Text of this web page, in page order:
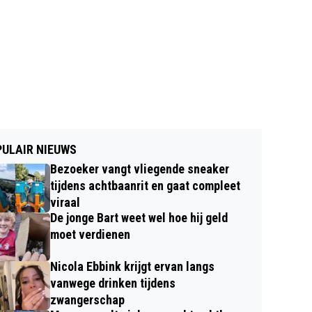
NIEUWS
Bezoeker vangt vliegende sneaker
tijdens achtbaanrit en gaat compleet
viraal
De jonge Bart weet wel hoe hij geld
moet verdienen
Nicola Ebbink krijgt ervan langs
vanwege drinken tijdens
zwangerschap